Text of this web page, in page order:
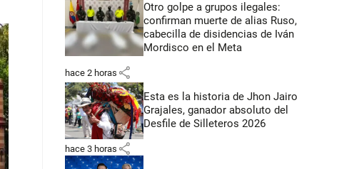
Otro golpe a grupos ilegales:
confirman muerte de alias Ruso,
cabecilla de disidencias de Iván
Mordisco en el Meta
hace 2 horas share
Esta es la historia de Jhon Jairo
Grajales, ganador absoluto del
Desfile de Silleteros 2026
hace 3 horas share